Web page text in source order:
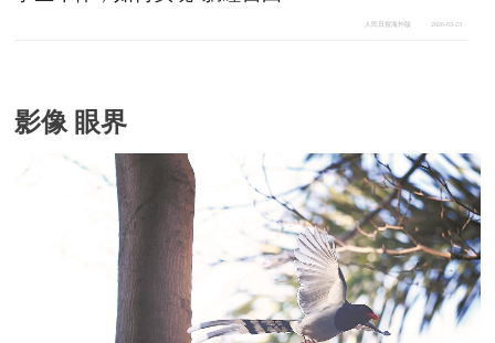
人民日报海外版 2026-03-23
影像 眼界